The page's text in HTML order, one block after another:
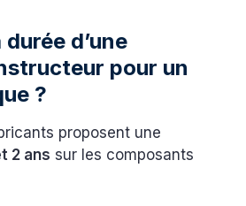
d’une
pour un
?
proposent une
2 ans sur les composants